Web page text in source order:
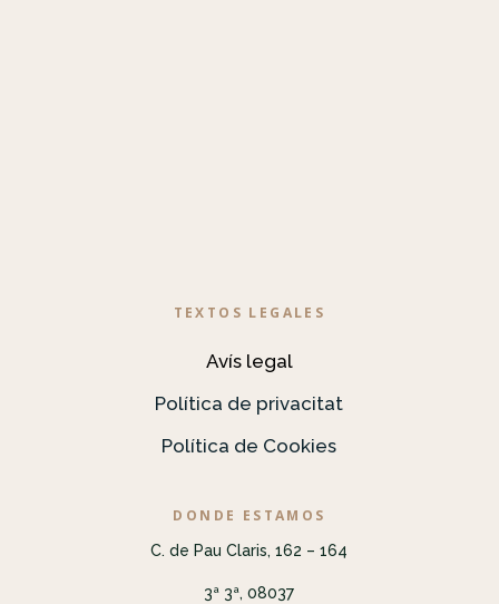
TEXTOS LEGALES
Avís legal
Política de privacitat
Política de Cookies
DONDE ESTAMOS
C. de Pau Claris, 162 – 164
3ª 3ª, 08037